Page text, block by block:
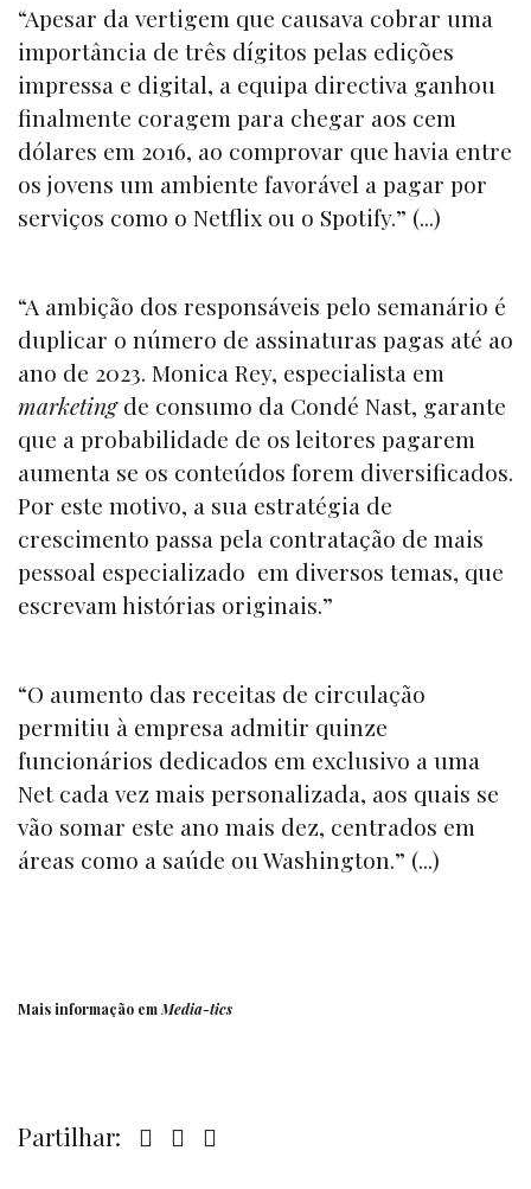
“Apesar da vertigem que causava cobrar uma
importância de três dígitos pelas edições
impressa e digital, a equipa directiva ganhou
finalmente coragem para chegar aos cem
dólares em 2016, ao comprovar que havia entre
os jovens um ambiente favorável a pagar por
serviços como o Netflix ou o Spotify.” (...)
“A ambição dos responsáveis pelo semanário é
duplicar o número de assinaturas pagas até ao
ano de 2023. Monica Rey, especialista em
marketingde consumo da Condé Nast, garante
que a probabilidade de os leitores pagarem
aumenta se os conteúdos forem diversificados.
Por este motivo, a sua estratégia de
crescimento passa pela contratação de mais
pessoal especializado em diversos temas, que
escrevam histórias originais.”
“O aumento das receitas de circulação
permitiu à empresa admitir quinze
funcionários dedicados em exclusivo a uma
Net cada vez mais personalizada, aos quais se
vão somar este ano mais dez, centrados em
áreas como a saúde ou Washington.” (...)
Mais informação emMedia-tics
Partilhar: